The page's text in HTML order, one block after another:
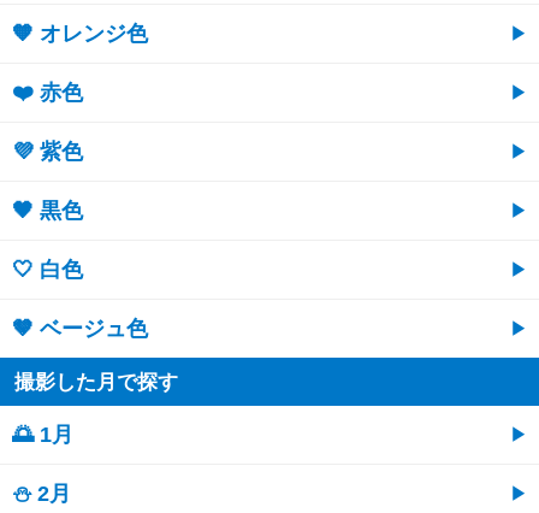
🧡 オレンジ色
❤️ 赤色
💜 紫色
🖤 黒色
🤍 白色
🤎 ベージュ色
撮影した月で探す
🌅 1月
⛄ 2月